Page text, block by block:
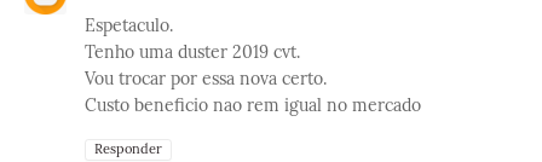
Espetaculo.
Tenho uma duster 2019 cvt.
Vou trocar por essa nova certo.
Custo beneficio nao rem igual no mercado
Responder